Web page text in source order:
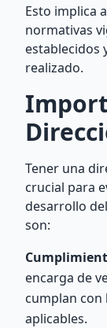
Esto implica
normativas
establecidos
realizado.
Tener una
crucial para
desarrollo
son:
encarga de
cumplan con
aplicables.